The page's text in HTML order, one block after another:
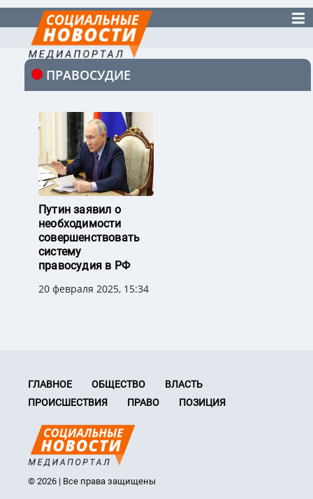
ПРАВОСУДИЕ
Путин заявил о
необходимости
совершенствовать
систему
правосудия в РФ
20 февраля 2025, 15:34
ГЛАВНОЕ ОБЩЕСТВО
ВЛАСТЬ
ПРОИСШЕСТВИЯ
ПРАВО ПОЗИЦИЯ
© 2026 | Все права защищены